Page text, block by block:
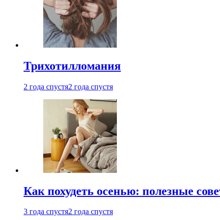
Трихотилломания
2 года спустя2 года спустя
Как похудеть осенью: полезные
3 года спустя2 года спустя